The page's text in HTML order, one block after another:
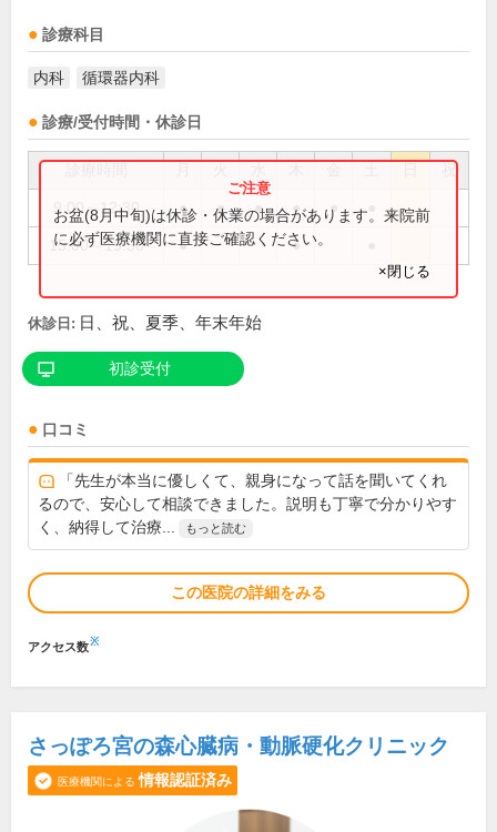
診療科目
内科 循環器内科
診療/受付時間・休診日
祝
9:00～12:30 ● ● ● ● ●
15:00～19:30 ● ●
お盆(8月中旬)は休診・休業の場合があります。来院前
に必ず医療機関に直接ご確認ください。
×閉じる
休診日: 日、祝、夏季、年末年始
初診受付
口コミ
「先生が本当に優しくて、親身になって話を聞いてくれ
るので、安心して相談できました。説明も丁寧で分かりやす
く、納得して治療...
もっと読む
この医院の詳細をみる
アクセス数※
さっぽろ宮の森心臓病・動脈硬化クリニック
医療機関による 情報認証済み